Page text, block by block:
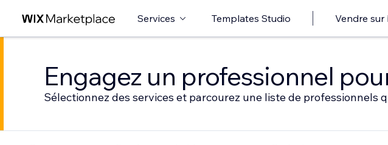
Services Templates Studio Vendre
Engagez un professionnel
Sélectionnez des services et parcourez une liste de professionnels